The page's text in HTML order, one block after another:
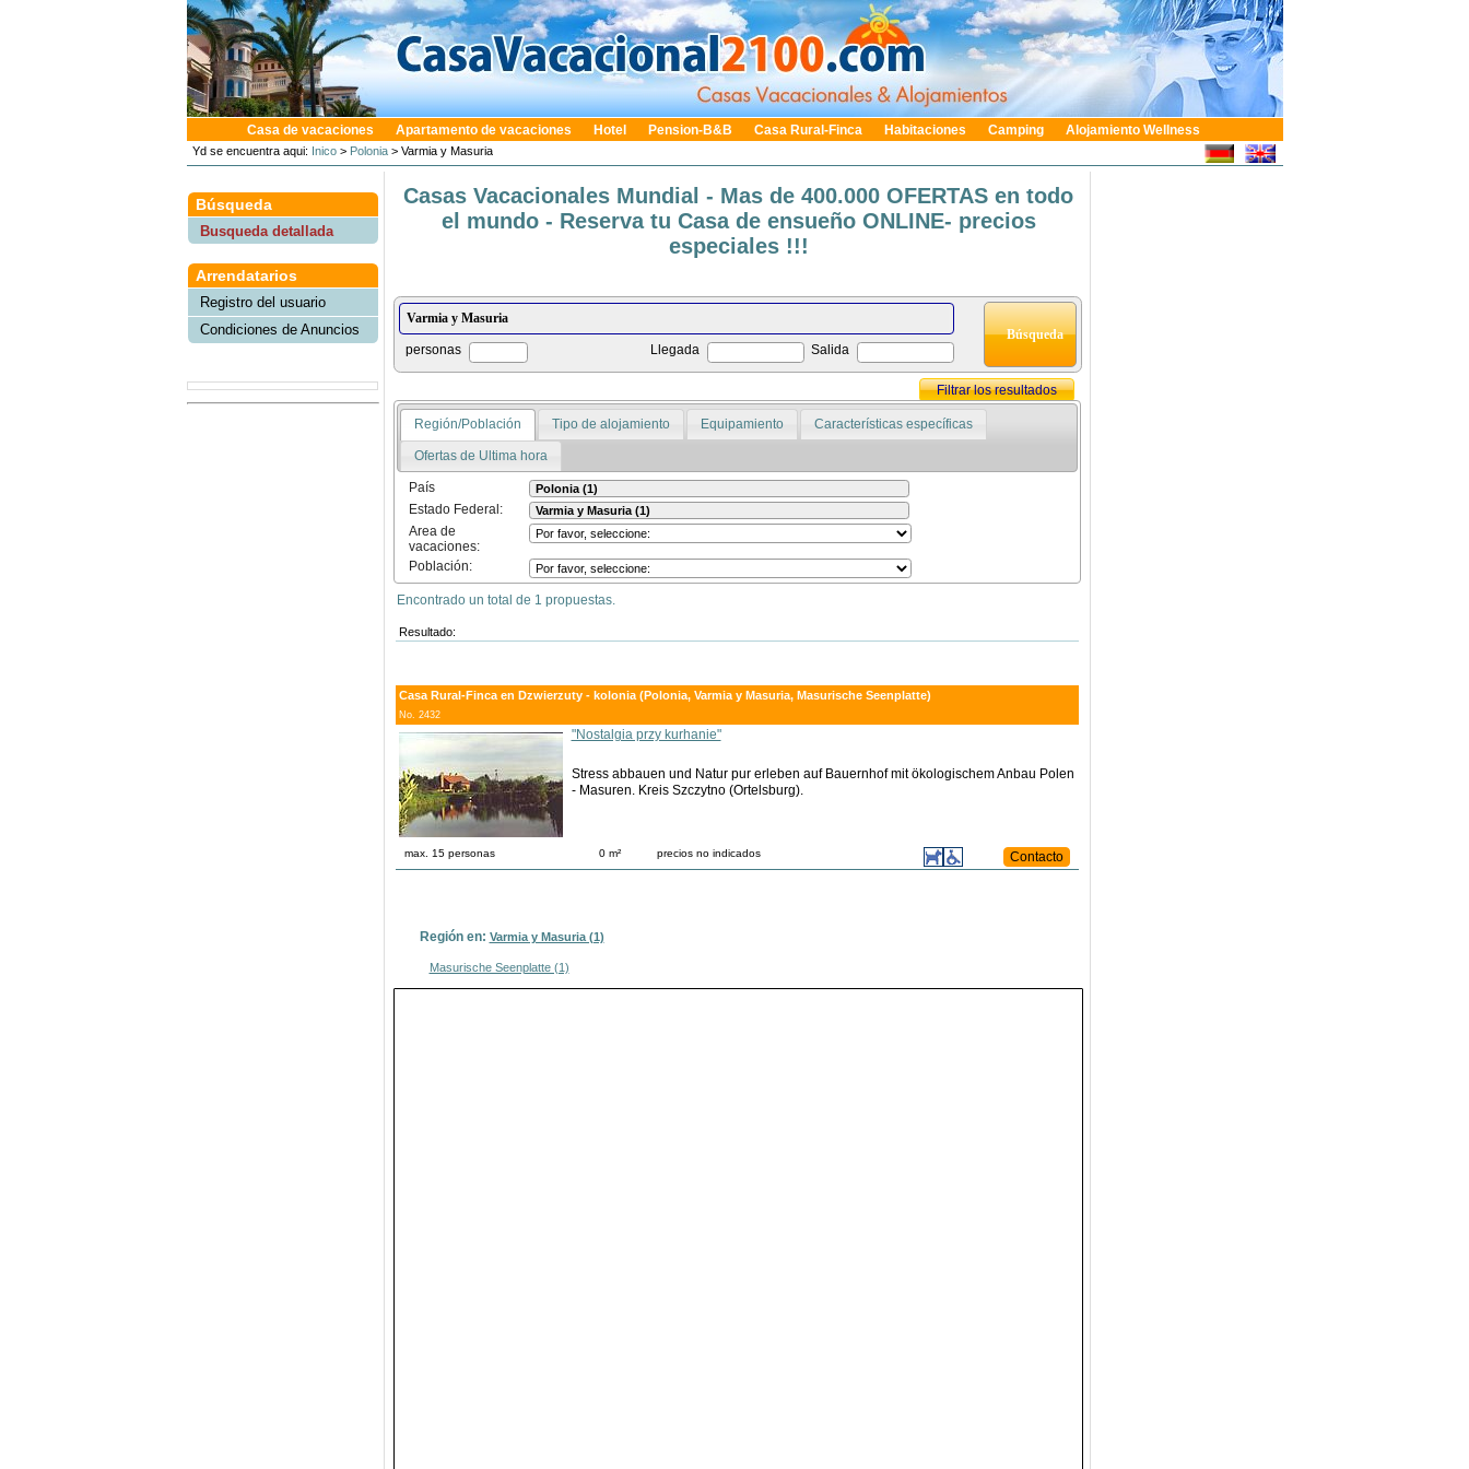
Casa de vacaciones Apartamento de vacaciones Hotel Pension-B&B Casa Rural-Finca Habitaciones Camping Alojamiento Wellness
Yd se encuentra aqui: Inico> Polonia> Varmia y Masuria
Búsqueda
Busqueda detallada
Arrendatarios
Registro del usuario
Condiciones de Anuncios
Casas Vacacionales Mundial - Mas de 400.000 OFERTAS en todo
el mundo - Reserva tu Casa de ensueño ONLINE- precios
especiales !!!
personas Llegada Salida
Filtrar los resultados
Región/Población Tipo de alojamiento Equipamiento Características específicas
Ofertas de Ultima hora
País
Estado Federal:
Area de
vacaciones:
Población:
Encontrado un total de 1 propuestas.
Resultado:
Casa Rural-Finca en Dzwierzuty - kolonia (Polonia, Varmia y Masuria, Masurische Seenplatte)
No. 2432
"Nostalgia przy kurhanie"
Stress abbauen und Natur pur erleben auf Bauernhof mit ökologischem Anbau Polen
- Masuren. Kreis Szczytno (Ortelsburg).
max. 15 personas 0 m² precios no indicados Contacto
Región en: Varmia y Masuria (1)
Masurische Seenplatte (1)